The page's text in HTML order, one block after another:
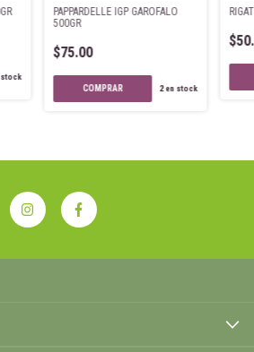
PAPPARDELLE IGP GAROFALO
500GR
$75.00
2en stock